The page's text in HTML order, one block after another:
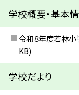
学校概要・基本
令和８年度若林
KB)
学校だより